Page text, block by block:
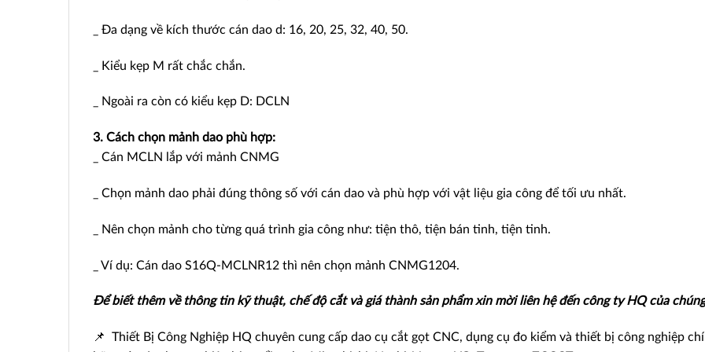
_ Đa dạng về kích thước cán dao d: 16, 20, 25, 32, 40, 50.
_ Kiểu kẹp M rất chắc chắn.
_ Ngoài ra còn có kiểu kẹp D: DCLN
3. Cách chọn mảnh dao phù hợp:
_ Cán MCLN lắp với mảnh CNMG
_ Chọn mảnh dao phải đúng thông số với cán dao và phù hợp với vật liệu gia công để tối ưu nhất.
_ Nên chọn mảnh cho từng quá trình gia công như: tiện thô, tiện bán tinh, tiện tinh.
_ Ví dụ: Cán dao S16Q-MCLNR12 thì nên chọn mảnh CNMG1204.
Để biết thêm về thông tin kỹ thuật, chế độ cắt và giá thành sản phẩm xin mời liên hệ đến công ty HQ của
📌 Thiết Bị Công Nghiệp HQ chuyên cung cấp dao cụ cắt gọt CNC, dụng cụ đo kiểm và thiết bị công nghiệp